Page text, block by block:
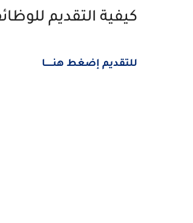
كيفية التقديم
للتقديم إضغط هنــــــا